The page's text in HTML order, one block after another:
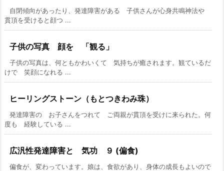
自閉傾向があったり、発達障害がある 子供さんが心身共鳴神法や
貫頂を受けると顔つ ...
子供の写真 顔を 「観る」
子供の写真は、何ともかわいくて 気持ちが癒されます。観ているだ
けで 笑顔になれる ...
ヒーリングストーン（もとつきわみ珠）
発達障害の お子さんをつれて ご両親が貫頂を受けに来られた。何
度も 経験している ...
広汎性発達障害と 気功 ９ (偏食)
偏食が、変わっています。娘は、食欲があり、身体の成長もよいので